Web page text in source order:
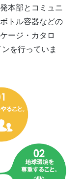
本部とコミュニ
トル容器などの
ージ・カタロ
を行っていま